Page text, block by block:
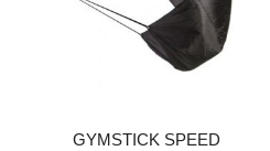
GYMSTICK SPEED